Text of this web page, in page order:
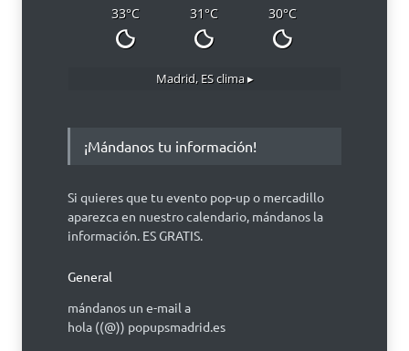
33°C 31°C 30°C
Madrid, ESclima ▸
¡Mándanos tu información!
Si quieres que tu evento pop-up o mercadillo
aparezca en nuestro calendario, mándanos la
información. ES GRATIS.
General
mándanos un e-mail a
hola ((@)) popupsmadrid.es